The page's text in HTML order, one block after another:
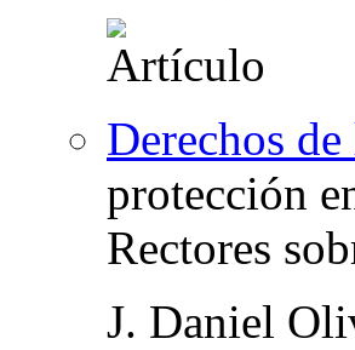
Derechos
protección
Rectores
J. Daniel